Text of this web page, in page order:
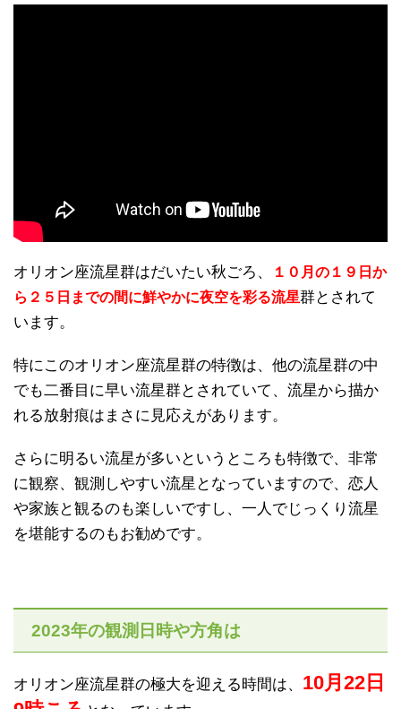
オリオン座流星群はだいたい秋ごろ、
１０月の１９日か
ら２５日までの間に鮮やかに夜空を彩る流星群とされて
います。
特にこのオリオン座流星群の特徴は、他の流星群の中
でも二番目に早い流星群とされていて、流星から描か
れる放射痕はまさに見応えがあります。
さらに明るい流星が多いというところも特徴で、非常
に観察、観測しやすい流星となっていますので、恋人
や家族と観るのも楽しいですし、一人でじっくり流星
を堪能するのもお勧めです。
2023年の観測日時や方角は
オリオン座流星群の極大を迎える時間は、 10月22日